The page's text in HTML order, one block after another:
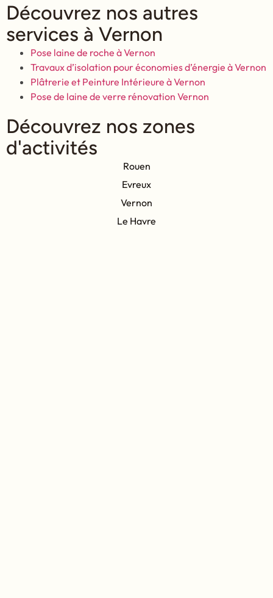
Découvrez nos autres
services à Vernon
Pose laine de roche à Vernon
Travaux d’isolation pour économies d’énergie à Vernon
Plâtrerie et Peinture Intérieure à Vernon
Pose de laine de verre rénovation Vernon
Découvrez nos zones
d'activités
Rouen
Evreux
Vernon
Le Havre